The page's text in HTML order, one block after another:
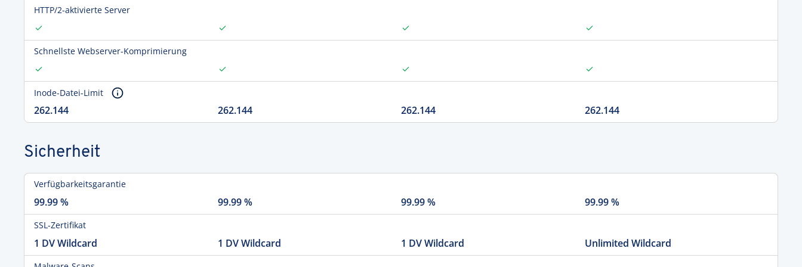
HTTP/2-aktivierte Server
Schnellste Webserver-Komprimierung
Inode-Datei-Limit
262.144 262.144 262.144 262.144
Sicherheit
Verfügbarkeitsgarantie
99.99 % 99.99 % 99.99 % 99.99 %
SSL-Zertifikat
1 DV Wildcard 1 DV Wildcard 1 DV Wildcard Unlimited Wildcard